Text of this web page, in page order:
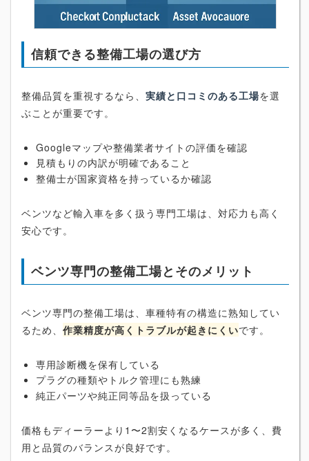
信頼できる整備工場の選び方
整備品質を重視するなら、 実績と口コミのある工場を選
ぶことが重要です。
Googleマップや整備業者サイトの評価を確認
見積もりの内訳が明確であること
整備士が国家資格を持っているか確認
ベンツなど輸入車を多く扱う専門工場は、対応力も高く
安心です。
ベンツ専門の整備工場とそのメリット
ベンツ専門の整備工場は、車種特有の構造に熟知してい
るため、 作業精度が高くトラブルが起きにくいです。
専用診断機を保有している
プラグの種類やトルク管理にも熟練
純正パーツや純正同等品を扱っている
価格もディーラーより1〜2割安くなるケースが多く、費
用と品質のバランスが良好です。